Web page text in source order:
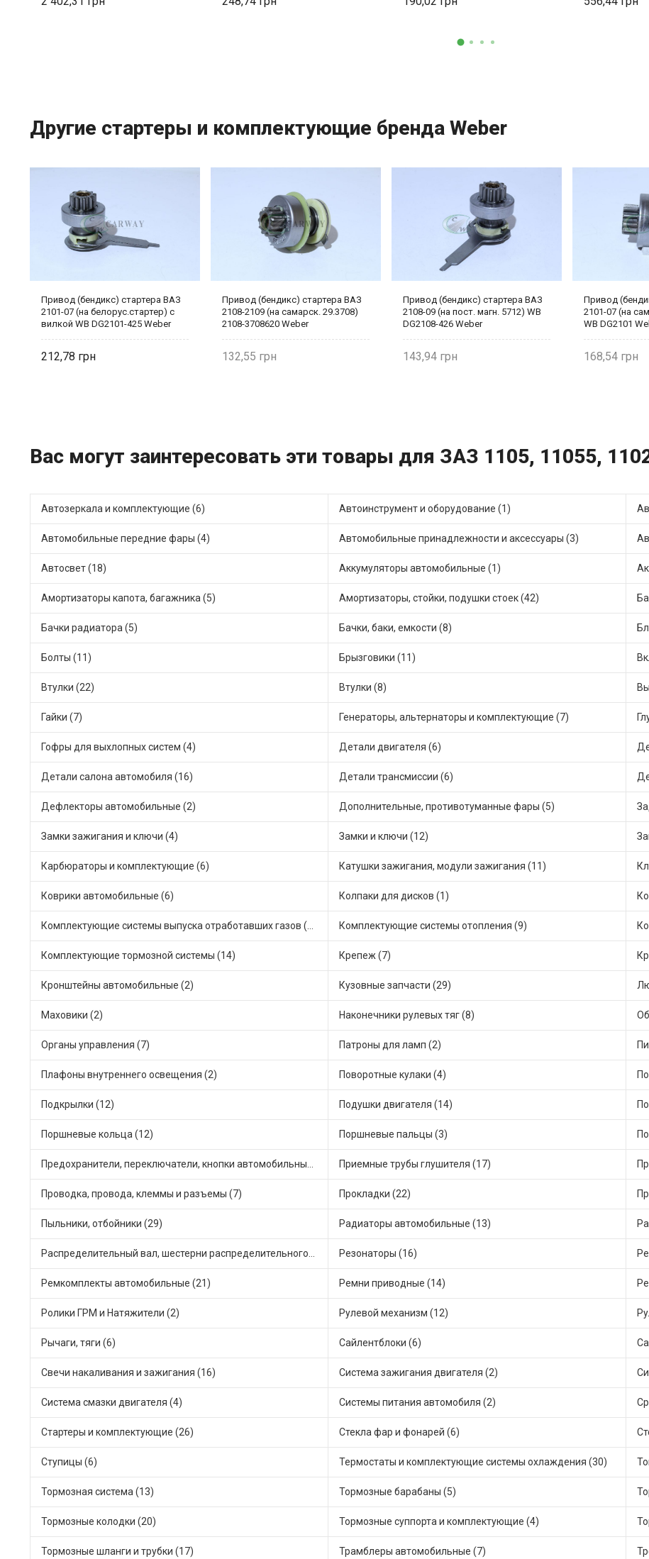
Другие стартеры и комплектующие бренда Weber
Привод (бендикс) стартера ВАЗ
2101-07 (на белорус.стартер) с
вилкой WB DG2101-425 Weber
212,78
Привод (бендикс) стартера ВАЗ
2108-2109 (на самарск. 29.3708)
2108-3708620 Weber
132,55
Привод (бендикс) стартера ВАЗ
2108-09 (на пост. магн. 5712) WB
DG2108-426 Weber
143,94
Привод
2101-07 (на
WB DG2101
168,54
Вас могут заинтересовать эти товары для ЗАЗ 1105, 11055,
Автозеркала и комплектующие (6) Автоинструмент и оборудование (1)
Автомобильные передние фары (4) Автомобильные принадлежности и аксессуары (3)
Автосвет (18) Аккумуляторы автомобильные (1)
Амортизаторы капота, багажника (5) Амортизаторы, стойки, подушки стоек (42)
Бачки радиатора (5) Бачки, баки, емкости (8)
Болты (11) Брызговики (11)
Втулки (22) Втулки (8)
Гайки (7) Генераторы, альтернаторы и комплектующие (7)
Гофры для выхлопных систем (4) Детали двигателя (6)
Детали салона автомобиля (16) Детали трансмиссии (6)
Дефлекторы автомобильные (2) Дополнительные, противотуманные фары (5)
Замки зажигания и ключи (4) Замки и ключи (12)
Карбюраторы и комплектующие (6) Катушки зажигания, модули зажигания (11)
Коврики автомобильные (6) Колпаки для дисков (1)
Комплектующие системы выпуска отработавших газов (23) Комплектующие системы отопления (9)
Комплектующие тормозной системы (14) Крепеж (7)
Кронштейны автомобильные (2) Кузовные запчасти (29)
Маховики (2) Наконечники рулевых тяг (8)
Органы управления (7) Патроны для ламп (2)
Плафоны внутреннего освещения (2) Поворотные кулаки (4)
Подкрылки (12) Подушки двигателя (14)
Поршневые кольца (12) Поршневые пальцы (3)
Предохранители, переключатели, кнопки автомобильные (28) Приемные трубы глушителя (17)
Проводка, провода, клеммы и разъемы (7) Прокладки (22)
Пыльники, отбойники (29) Радиаторы автомобильные (13)
Распределительный вал, шестерни распределительного (3) Резонаторы (16)
Ремкомплекты автомобильные (21) Ремни приводные (14)
Ролики ГРМ и Натяжители (2) Рулевой механизм (12)
Рычаги, тяги (6) Сайлентблоки (6)
Свечи накаливания и зажигания (16) Система зажигания двигателя (2)
Система смазки двигателя (4) Системы питания автомобиля (2)
Стартеры и комплектующие (26) Стекла фар и фонарей (6)
Ступицы (6) Термостаты и комплектующие системы охлаждения (30)
Тормозная система (13) Тормозные барабаны (5)
Тормозные колодки (20) Тормозные суппорта и комплектующие (4)
Тормозные шланги и трубки (17) Трамблеры автомобильные (7)